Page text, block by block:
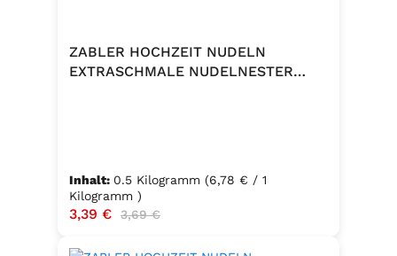
ZABLER HOCHZEIT NUDELN
EXTRASCHMALE NUDELNESTER
Inhalt: 0.5 Kilogramm (6,78 € / 1
Kilogramm )
Verkaufspreis:
3,39 € Regulärer Preis:
3,69 €